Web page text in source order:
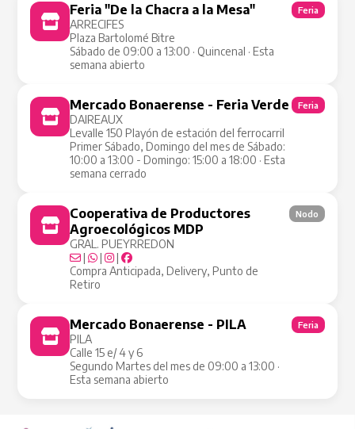
Feria "De la Chacra a la Mesa"
ARRECIFES
Plaza Bartolomé Bitre
Sábado de 09:00 a 13:00 · Quincenal · Esta
semana abierto
Feria
Mercado Bonaerense - Feria Verde
DAIREAUX
Levalle 150 Playón de estación del ferrocarril
Primer Sábado, Domingo del mes de Sábado:
10:00 a 13:00 - Domingo: 15:00 a 18:00 · Esta
semana cerrado
Feria
Cooperativa de Productores
Agroecológicos MDP
GRAL. PUEYRREDON
|
|
|
Compra Anticipada, Delivery, Punto de
Retiro
Nodo
Mercado Bonaerense - PILA
PILA
Calle 15 e/ 4 y 6
Segundo Martes del mes de 09:00 a 13:00 ·
Esta semana abierto
Feria